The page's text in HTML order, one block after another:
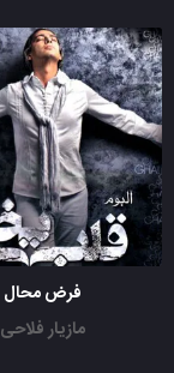
فرض محال
مازیار فلاحی